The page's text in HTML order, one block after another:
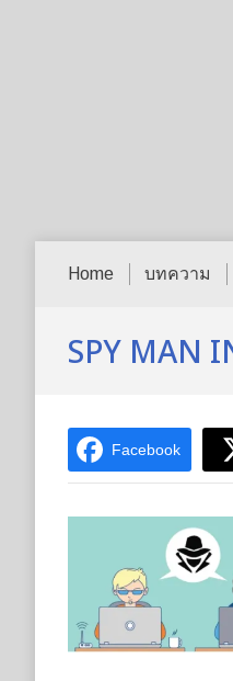
Home บทความ
SPY MAN
Facebook